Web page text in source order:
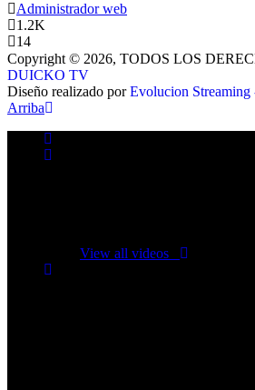
Administrador web
1.2K
14
Copyright © 2026, TODOS LOS
DUICKO TV
Diseño realizado porEvolucion
Arriba
View all videos